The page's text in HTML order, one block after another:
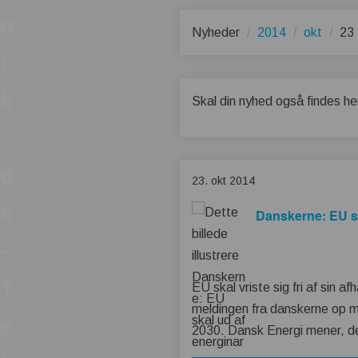
Nyheder 2014 okt 23
Skal din nyhed også findes
23. okt 2014
Danskerne: EU
EU skal vriste sig fri af sin
meldingen fra danskerne op
2030. Dansk Energi mener,